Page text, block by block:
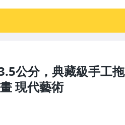
公分，典藏級手工拖
現代藝術